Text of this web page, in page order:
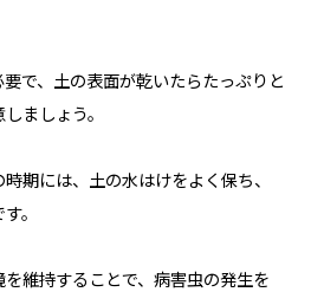
で、土の表面が乾いたらたっぷりと
ましょう。
期には、土の水はけをよく保ち、
。
維持することで、病害虫の発生を